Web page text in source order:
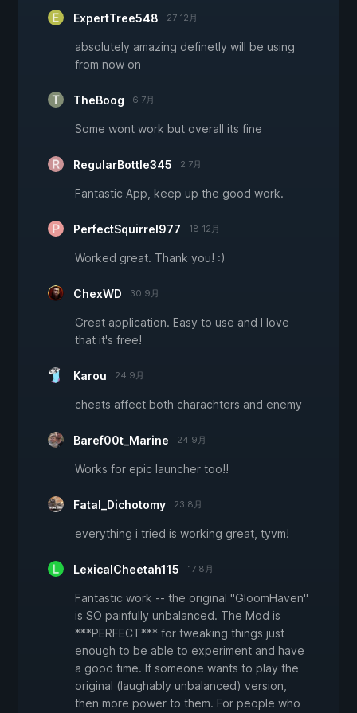
ExpertTree548 27 12月
absolutely amazing definetly will be using
from now on
TheBoog 6 7月
Some wont work but overall its fine
RegularBottle345 2 7月
Fantastic App, keep up the good work.
PerfectSquirrel977 18 12月
Worked great. Thank you! :)
ChexWD 30 9月
Great application. Easy to use and I love
that it's free!
Karou 24 9月
cheats affect both charachters and enemy
Baref00t_Marine 24 9月
Works for epic launcher too!!
Fatal_Dichotomy 23 8月
everything i tried is working great, tyvm!
LexicalCheetah115 17 8月
Fantastic work -- the original "GloomHaven"
is SO painfully unbalanced. The Mod is
***PERFECT*** for tweaking things just
enough to be able to experiment and have
a good time. If someone wants to play the
original (laughably unbalanced) version,
then more power to them. For people who